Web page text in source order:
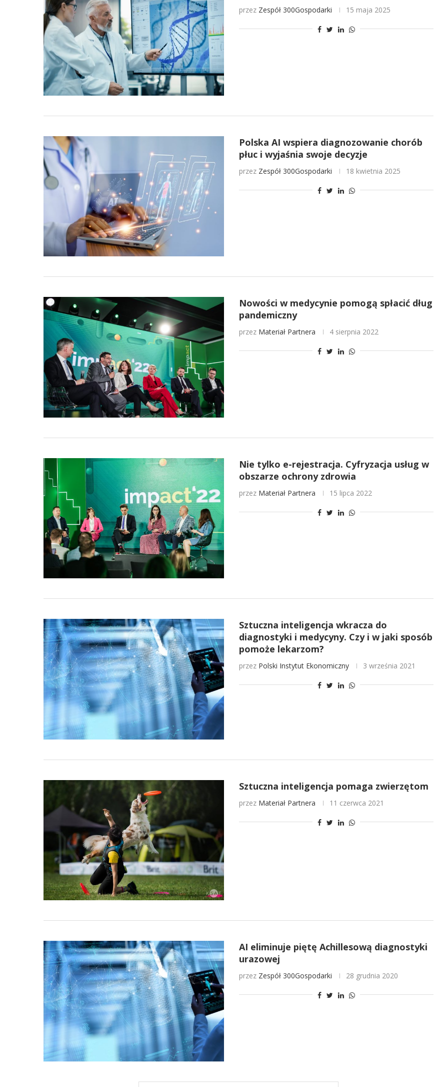
przez Zespół 300Gospodarki 15 maja 2025
Polska AI wspiera diagnozowanie chorób
płuc i wyjaśnia swoje decyzje
przez Zespół 300Gospodarki 18 kwietnia 2025
Nowości w medycynie pomogą spłacić dług
pandemiczny
przez Materiał Partnera 4 sierpnia 2022
Nie tylko e-rejestracja. Cyfryzacja usług w
obszarze ochrony zdrowia
przez Materiał Partnera 15 lipca 2022
Sztuczna inteligencja wkracza do
diagnostyki i medycyny. Czy i w jaki sposób
pomoże lekarzom?
przez Polski Instytut Ekonomiczny 3 września 2021
Sztuczna inteligencja pomaga zwierzętom
przez Materiał Partnera 11 czerwca 2021
AI eliminuje piętę Achillesową diagnostyki
urazowej
przez Zespół 300Gospodarki 28 grudnia 2020